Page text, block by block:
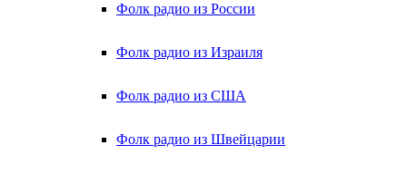
Фолк радио из России
Фолк радио из Израиля
Фолк радио из США
Фолк радио из Швейцарии